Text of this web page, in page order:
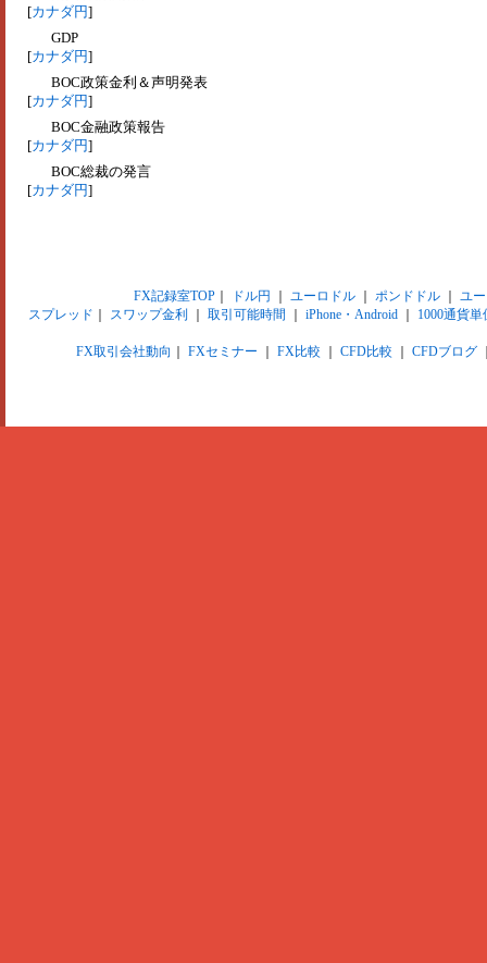
[カナダ円]
GDP
[カナダ円]
BOC政策金利＆声明発表
[カナダ円]
BOC金融政策報告
[カナダ円]
BOC総裁の発言
[カナダ円]
FX記録室TOP｜ ドル円 ユーロドル｜ ポンドドル｜ ユ
スプレッド
スワップ金利 取引可能時間 iPhone・Android 1000通貨単
FX取引会社動向 FXセミナー FX比較 CFD比較 CFDブログ